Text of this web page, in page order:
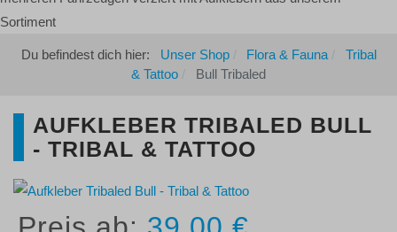
Du befindest dich hier: Unser Shop Flora & Fauna
Tribal
& Tattoo
Bull Tribaled
AUFKLEBER TRIBALED BULL
- TRIBAL & TATTOO